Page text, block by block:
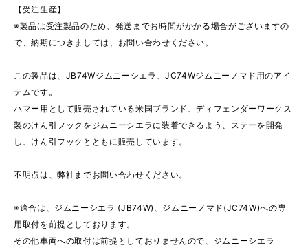
【受注生産】
※製品は受注製品のため、発送までお時間がかかる場合がございますの
で、納期につきましては、お問い合わせください。
この製品は、JB74Wジムニーシエラ、JC74Wジムニーノマド用のアイ
テムです。
ハマー用として販売されている米国ブランド、ディフェンダーワークス
製のけん引フックをジムニーシエラに装着できるよう、ステーを開発
し、けん引フックとともに販売しています。
不明点は、弊社までお問い合わせください。
※適合は、ジムニーシエラ (JB74W)、ジムニーノマド(JC74W)への専
用取付を前提としております。
その他車両への取付は前提としておりませんので、ジムニーシエラ